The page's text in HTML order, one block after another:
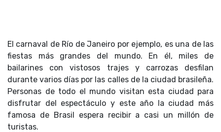
El carnaval de Río de Janeiro por ejemplo, es una de las
fiestas más grandes del mundo. En él, miles de
bailarines con vistosos trajes y carrozas desfilan
durante varios días por las calles de la ciudad brasileña.
Personas de todo el mundo visitan esta ciudad para
disfrutar del espectáculo y este año la ciudad más
famosa de Brasil espera recibir a casi un millón de
turistas.